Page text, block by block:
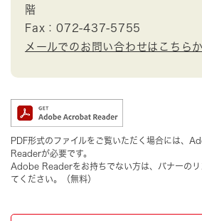
階
Fax：072-437-5755
メールでのお問い合わせはこちら
PDF形式のファイルをご覧いただく場合には、
Readerが必要です。
Adobe Readerをお持ちでない方は、バナーのリ
てください。（無料）